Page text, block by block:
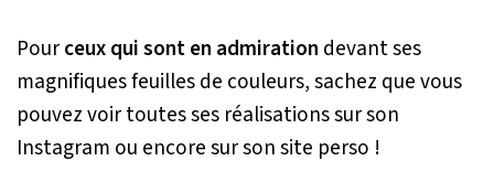
Pourceux qui sont en admiration devant ses
magnifiques feuilles de couleurs, sachez que vous
pouvez voir toutes ses réalisations sur son
Instagram ou encore sur son site perso !